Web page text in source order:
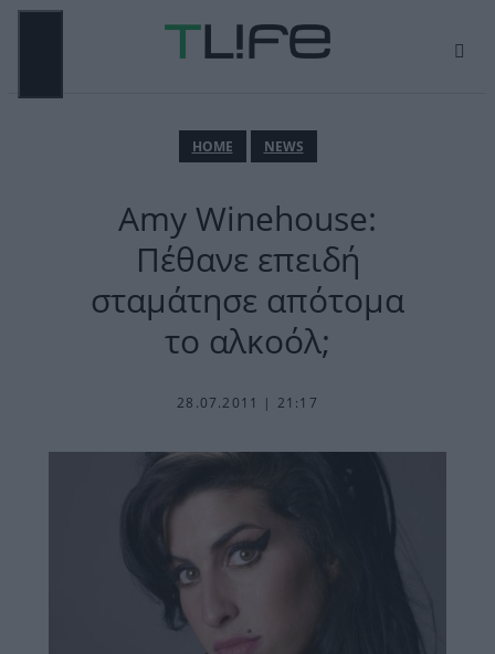
Μετάβαση
ΗΟΜΕ NEWS
Amy Winehouse:
Πέθανε επειδή
σταμάτησε απότομα
το αλκοόλ;
28.07.2011 | 21:17